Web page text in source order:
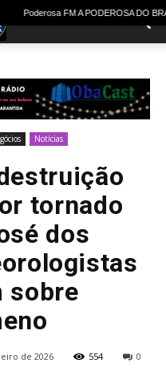
Notícias
tornado
dos
sobre
de 2026 554 0